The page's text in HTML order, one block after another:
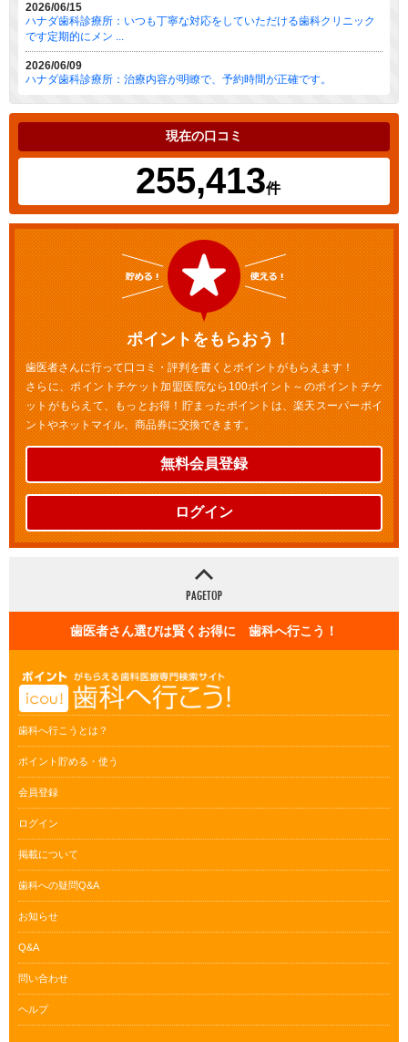
2026/06/15
ハナダ歯科診療所：いつも丁寧な対応をしていただける歯科クリニック
です定期的にメン ...
2026/06/09
ハナダ歯科診療所：治療内容が明瞭で、予約時間が正確です。
現在の口コミ
255,413件
ポイントをもらおう！
歯医者さんに行って口コミ・評判を書くとポイントがもらえます！
さらに、ポイントチケット加盟医院なら100ポイント～のポイントチケ
ットがもらえて、もっとお得！貯まったポイントは、楽天スーパーポイ
ントやネットマイル、商品券に交換できます。
無料会員登録
ログイン
歯医者さん選びは賢くお得に 歯科へ行こう！
歯科へ行こうとは？
ポイント貯める・使う
会員登録
ログイン
掲載について
歯科への疑問Q&A
お知らせ
Q&A
問い合わせ
ヘルプ